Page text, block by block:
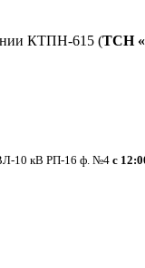
КТПН-615 (ТСН
10 кВ РП-16 ф. №4 с